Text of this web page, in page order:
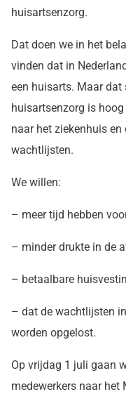
huisartsenzorg.
Dat doen we in het
vinden dat in
een huisarts. Maar dat
huisartsenzorg is
naar het ziekenhuis
wachtlijsten.
We willen:
– meer tijd hebben
– minder drukte in de
– betaalbare
– dat de wachtlijsten
worden opgelost.
Op vrijdag 1 juli gaan
medewerkers naar het